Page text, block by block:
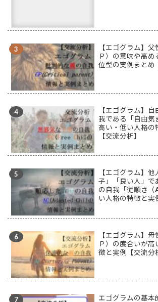
【エゴグラム】
Ｐ）の意味や高
位型の実例まとめ
【エゴグラム】
我である「自由気
高い・低い人格の
【交流分析】
【エゴグラム】
子」「良い人」で
の自我「従順さ（
い人格の特徴と実
【エゴグラム】
Ｐ）の度合いが高
徴と実例【交流分
エゴグラムの基本